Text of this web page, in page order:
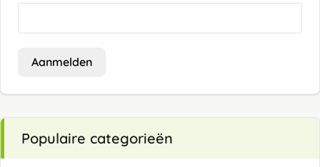
Aanmelden
Populaire categorieën